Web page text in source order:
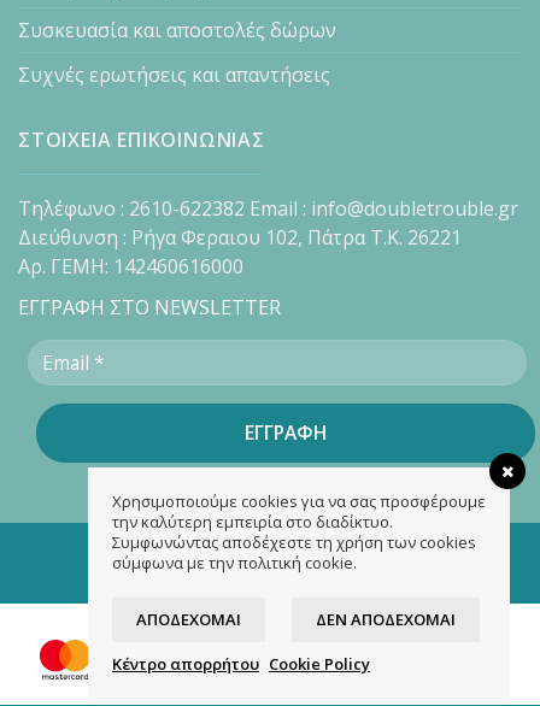
Συσκευασία και αποστολές δώρων
Συχνές ερωτήσεις και απαντήσεις
ΣΤΟΙΧΕΙΑ ΕΠΙΚΟΙΝΩΝΙΑΣ
Τηλέφωνο : 2610-622382 Email : info@doubletrouble.gr
Διεύθυνση : Ρήγα Φεραιου 102, Πάτρα Τ.Κ. 26221
Αρ. ΓΕΜΗ: 142460616000
ΕΓΓΡΑΦΗ ΣΤΟ NEWSLETTER
Copyright 2026 ©doubletrouble.gr
Designed & developed by
Χρησιμοποιούμε cookies για να σας προσφέρουμε
την καλύτερη εμπειρία στο διαδίκτυο.
Συμφωνώντας αποδέχεστε τη χρήση των cookies
σύμφωνα με την πολιτική cookie.
ΑΠΟΔΈΧΟΜΑΙ ΔΕΝ ΑΠΟΔΈΧΟΜΑΙ
Κέντρο απορρήτου Cookie Policy